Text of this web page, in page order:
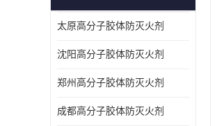
太原高分子胶体防灭火剂
沈阳高分子胶体防灭火剂
郑州高分子胶体防灭火剂
成都高分子胶体防灭火剂